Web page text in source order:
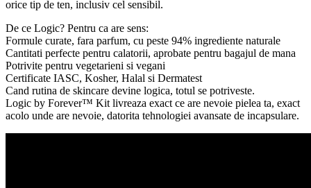
orice tip de ten, inclusiv cel sensibil.
De ce Logic? Pentru ca are sens:
Formule curate, fara parfum, cu peste 94% ingrediente naturale
Cantitati perfecte pentru calatorii, aprobate pentru bagajul de mana
Potrivite pentru vegetarieni si vegani
Certificate IASC, Kosher, Halal si Dermatest
Cand rutina de skincare devine logica, totul se potriveste.
Logic by Forever™ Kit livreaza exact ce are nevoie pielea ta, exact
acolo unde are nevoie, datorita tehnologiei avansate de incapsulare.